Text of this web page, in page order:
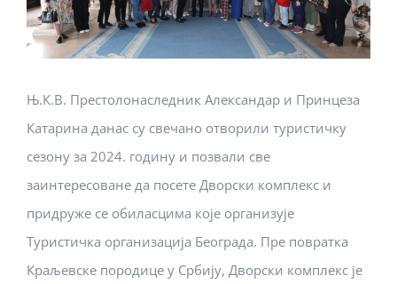
Њ.К.В. Престолонаследник Александар и Принцеза
Катарина данас су свечано отворили туристичку
сезону за 2024. годину и позвали све
заинтересоване да посете Дворски комплекс и
придруже се обиласцима које организује
Туристичка организација Београда. Пре повратка
Краљевске породице у Србију, Дворски комплекс је